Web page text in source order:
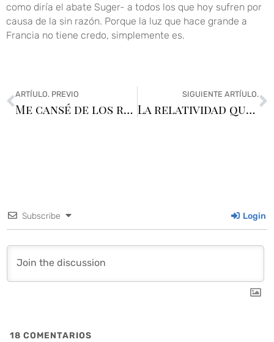
como diría el abate Suger- a todos los que hoy sufren por
causa de la sin razón. Porque la luz que hace grande a
Francia no tiene credo, simplemente es.
ARTÍULO. PREVIO
Me cansé de los records millonarios
SIGUIENTE ARTÍULO.
La relatividad que cambió el arte
Subscribe Login
18 COMENTARIOS